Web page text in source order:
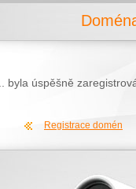
... byla úspěšně
Registrace domén